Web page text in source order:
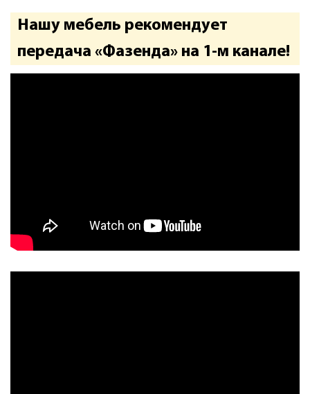
Нашу мебель рекомендует
передача «Фазенда» на 1-м канале!